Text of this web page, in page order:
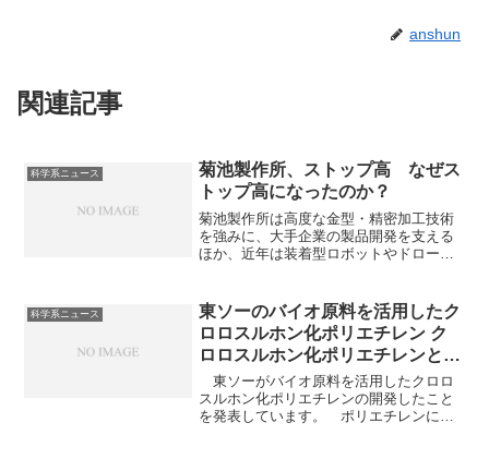
anshun
関連記事
科学系ニュース
菊池製作所、ストップ高 なぜス
トップ高になったのか？
菊池製作所は高度な金型・精密加工技術
を強みに、大手企業の製品開発を支える
ほか、近年は装着型ロボットやドローン
科学系ニュース
東ソーのバイオ原料を活用したク
ロロスルホン化ポリエチレン ク
ロロスルホン化ポリエチレンとは
何か？バイオ原料から作るのが難
しい理由は？
東ソーがバイオ原料を活用したクロロ
スルホン化ポリエチレンの開発したこと
を発表しています。 ポリエチレンに塩